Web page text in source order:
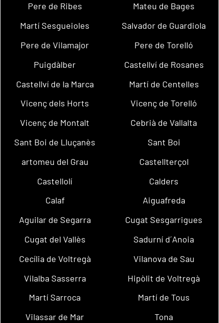
Pere de Ribes
Mateu de Bages
Martí Sesgueioles
Salvador de Guardiola
Pere de Vilamajor
Pere de Torelló
Puigdàlber
Castellví de Rosanes
Castellví de la Marca
Martí de Centelles
Vicenç dels Horts
Vicenç de Torelló
Vicenç de Montalt
Cebrià de Vallalta
Sant Boi de Lluçanès
Sant Boi
artomeu del Grau
Castellterçol
Castellolí
Calders
Calaf
Aiguafreda
Aguilar de Segarra
Cugat Sesgarrigues
Cugat del Vallès
Sadurní d´Anoia
Cecília de Voltregà
Vilanova de Sau
Vilalba Sasserra
Hipòlit de Voltregà
Martí Sarroca
Martí de Tous
Vilassar de Mar
Tona